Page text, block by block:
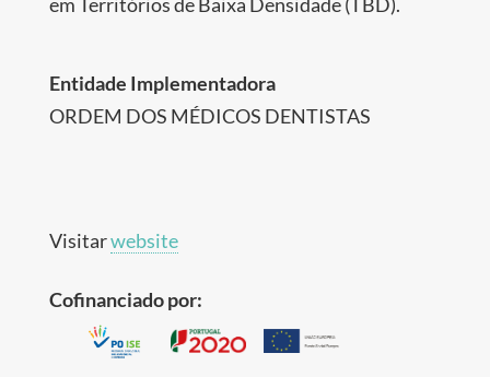
Entidade Implementadora
ORDEM DOS MÉDICOS DENTISTAS
Visitarwebsite
Cofinanciado por: